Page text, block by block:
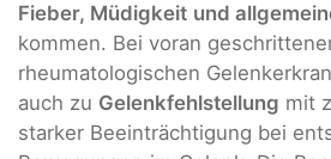
Fieber, Müdigkeit und
kommen. Bei voran
rheumatologischen
auch zu Gelenkfehlstellung mit
starker Beeinträchtigung bei